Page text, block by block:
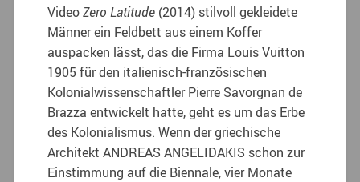
VideoZero Latitude (2014) stilvoll gekleidete
Männer ein Feldbett aus einem Koffer
auspacken lässt, das die Firma Louis Vuitton
1905 für den italienisch-französischen
Kolonialwissenschaftler Pierre Savorgnan de
Brazza entwickelt hatte, geht es um das Erbe
des Kolonialismus. Wenn der griechische
Architekt ANDREAS ANGELIDAKIS schon zur
Einstimmung auf die Biennale, vier Monate